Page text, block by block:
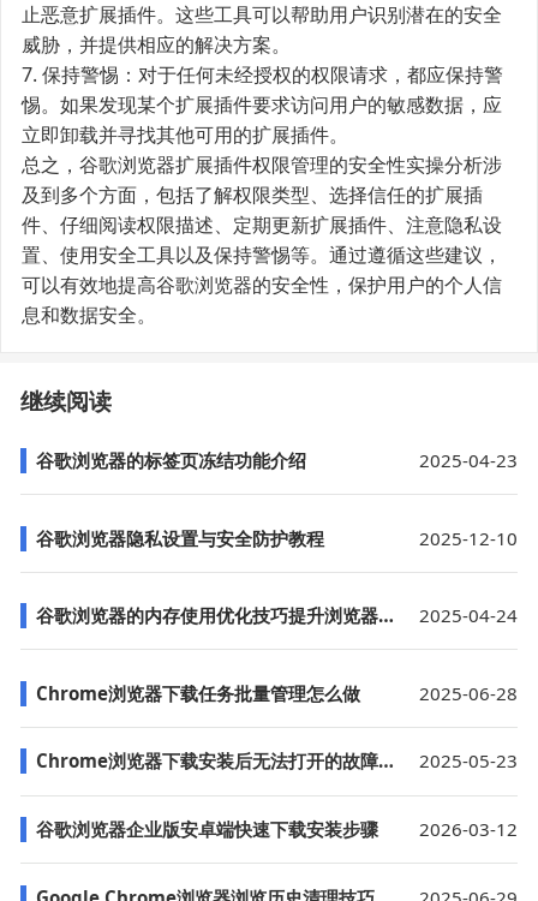
止恶意扩展插件。这些工具可以帮助用户识别潜在的安全
威胁，并提供相应的解决方案。
7. 保持警惕：对于任何未经授权的权限请求，都应保持警
惕。如果发现某个扩展插件要求访问用户的敏感数据，应
立即卸载并寻找其他可用的扩展插件。
总之，谷歌浏览器扩展插件权限管理的安全性实操分析涉
及到多个方面，包括了解权限类型、选择信任的扩展插
件、仔细阅读权限描述、定期更新扩展插件、注意隐私设
置、使用安全工具以及保持警惕等。通过遵循这些建议，
可以有效地提高谷歌浏览器的安全性，保护用户的个人信
息和数据安全。
继续阅读
谷歌浏览器的标签页冻结功能介绍 2025-04-23
谷歌浏览器隐私设置与安全防护教程 2025-12-10
谷歌浏览器的内存使用优化技巧提升浏览器性能 2025-04-24
Chrome浏览器下载任务批量管理怎么做 2025-06-28
Chrome浏览器下载安装后无法打开的故障处理 2025-05-23
谷歌浏览器企业版安卓端快速下载安装步骤 2026-03-12